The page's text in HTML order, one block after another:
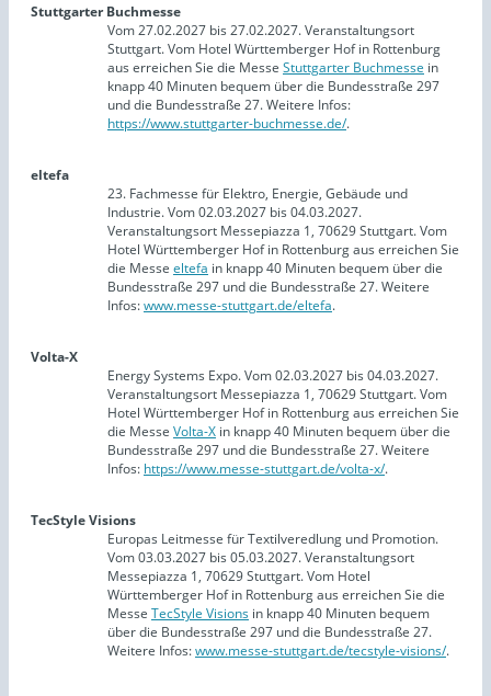
Stuttgarter Buchmesse
Vom 27.02.2027 bis 27.02.2027. Veranstaltungsort
Stuttgart. Vom Hotel Württemberger Hof in Rottenburg
aus erreichen Sie die Messe Stuttgarter Buchmesse in
knapp 40 Minuten bequem über die Bundesstraße 297
und die Bundesstraße 27. Weitere Infos:
https://www.stuttgarter-buchmesse.de/.
eltefa
23. Fachmesse für Elektro, Energie, Gebäude und
Industrie. Vom 02.03.2027 bis 04.03.2027.
Veranstaltungsort Messepiazza 1, 70629 Stuttgart. Vom
Hotel Württemberger Hof in Rottenburg aus erreichen Sie
die Messe eltefa in knapp 40 Minuten bequem über die
Bundesstraße 297 und die Bundesstraße 27. Weitere
Infos:www.messe-stuttgart.de/eltefa.
Volta-X
Energy Systems Expo. Vom 02.03.2027 bis 04.03.2027.
Veranstaltungsort Messepiazza 1, 70629 Stuttgart. Vom
Hotel Württemberger Hof in Rottenburg aus erreichen Sie
die Messe Volta-X in knapp 40 Minuten bequem über die
Bundesstraße 297 und die Bundesstraße 27. Weitere
Infos: https://www.messe-stuttgart.de/volta-x/.
TecStyle Visions
Europas Leitmesse für Textilveredlung und Promotion.
Vom 03.03.2027 bis 05.03.2027. Veranstaltungsort
Messepiazza 1, 70629 Stuttgart. Vom Hotel
Württemberger Hof in Rottenburg aus erreichen Sie die
Messe TecStyle Visions in knapp 40 Minuten bequem
über die Bundesstraße 297 und die Bundesstraße 27.
Weitere Infos:www.messe-stuttgart.de/tecstyle-visions/.